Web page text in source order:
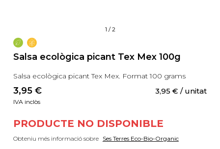
1 /2
Salsa ecològica picant Tex Mex 100g
Salsa ecològica picant Tex Mex. Format 100 grams
3,95 € 3,95 € / unitat
IVA inclòs
PRODUCTE NO DISPONIBLE
Obteniu més informació sobre Ses Terres Eco-Bio-Organic